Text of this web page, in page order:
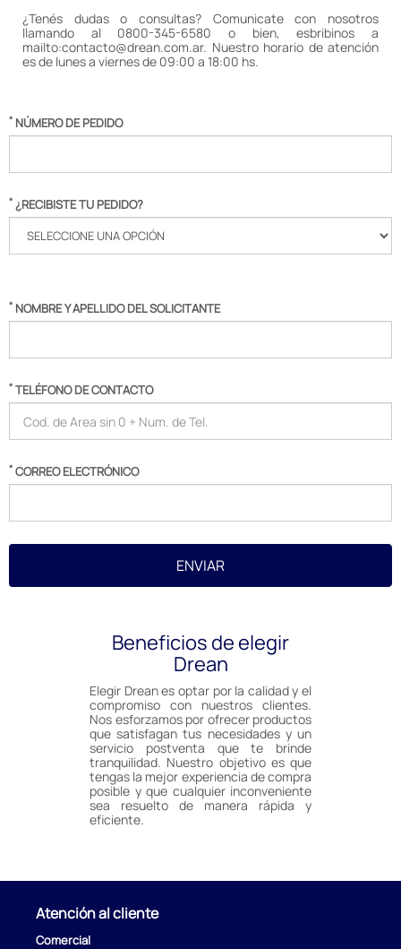
¿Tenés dudas o consultas? Comunicate con nosotros
llamando al 0800-345-6580 o bien, esbribinos a
mailto:contacto@drean.com.ar. Nuestro horario de atención
es de lunes a viernes de 09:00 a 18:00 hs.
* NÚMERO DE PEDIDO
* ¿RECIBISTE TU PEDIDO?
* NOMBRE Y APELLIDO DEL SOLICITANTE
* TELÉFONO DE CONTACTO
* CORREO ELECTRÓNICO
ENVIAR
Beneficios de elegir
Drean
Elegir Drean es optar por la calidad y el
compromiso con nuestros clientes.
Nos esforzamos por ofrecer productos
que satisfagan tus necesidades y un
servicio postventa que te brinde
tranquilidad. Nuestro objetivo es que
tengas la mejor experiencia de compra
posible y que cualquier inconveniente
sea resuelto de manera rápida y
eficiente.
Atención al cliente
Comercial